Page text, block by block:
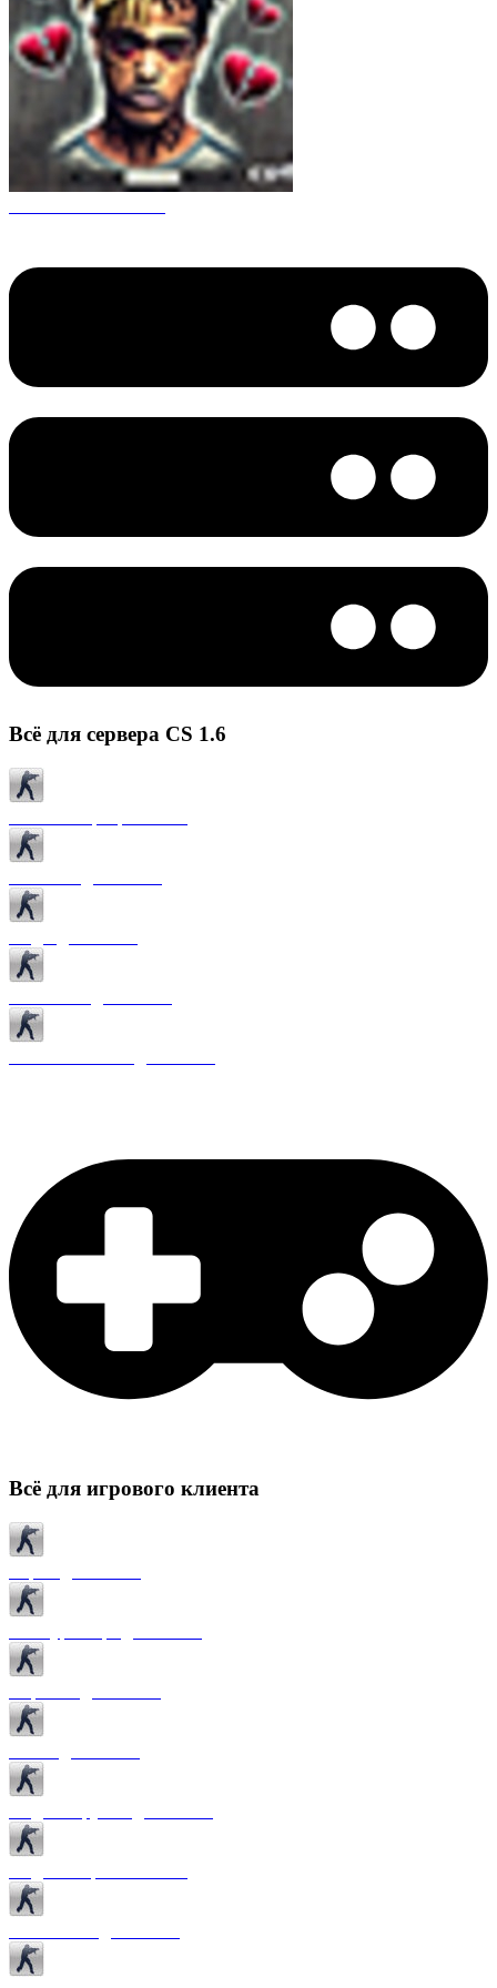
Всё для сервера CS 1.6
Всё для игрового клиента